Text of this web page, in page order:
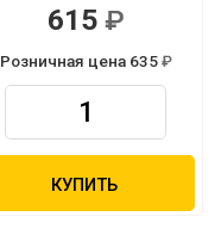
615
Розничная цена 635
КУПИТЬ